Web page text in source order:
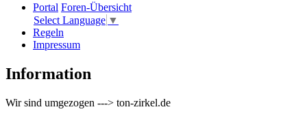
Portal Foren-Übersicht
Select Language ▼
Regeln
Impressum
Information
Wir sind umgezogen ---> ton-zirkel.de